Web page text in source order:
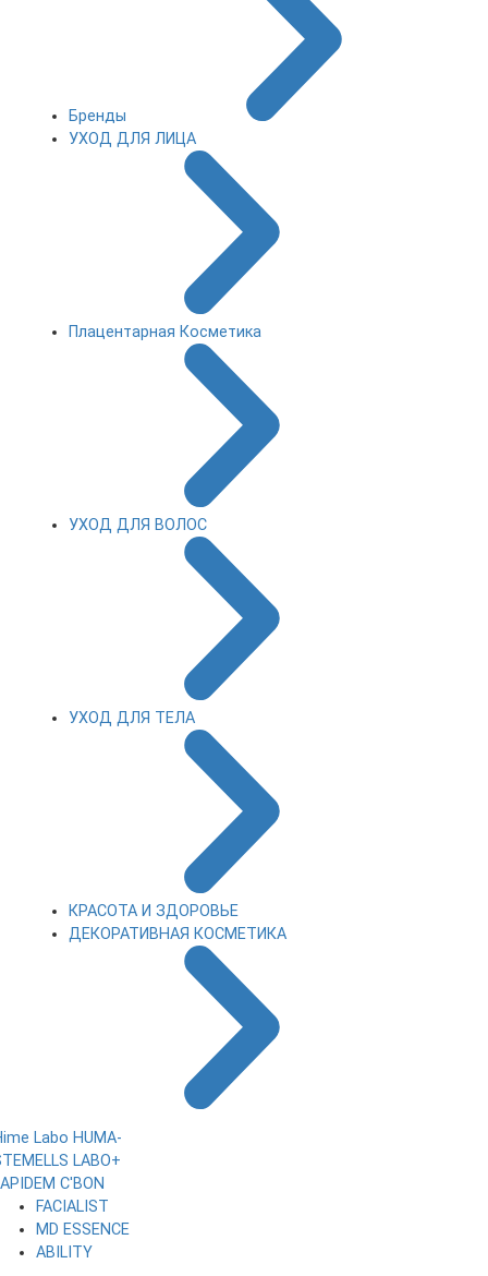
Бренды
УХОД ДЛЯ ЛИЦА
Плацентарная Косметика
УХОД ДЛЯ ВОЛОС
УХОД ДЛЯ ТЕЛА
КРАСОТА И ЗДОРОВЬЕ
ДЕКОРАТИВНАЯ КОСМЕТИКА
Labo HUMA-
LABO+
C'BON
FACIALIST
MD ESSENCE
ABILITY